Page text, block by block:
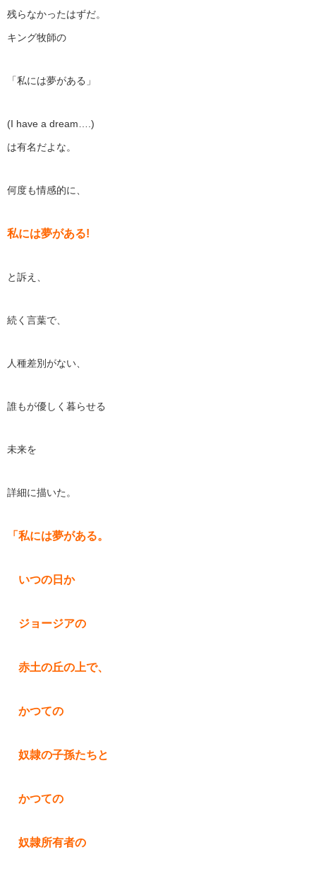
残らなかったはずだ。
キング牧師の
「私には夢がある」
(I have a dream….)
は有名だよな。
何度も情感的に、
私には夢がある!
と訴え、
続く言葉で、
人種差別がない、
誰もが優しく暮らせる
未来を
詳細に描いた。
「私には夢がある。
いつの日か
ジョージアの
赤土の丘の上で、
かつての
奴隷の子孫たちと
かつての
奴隷所有者の